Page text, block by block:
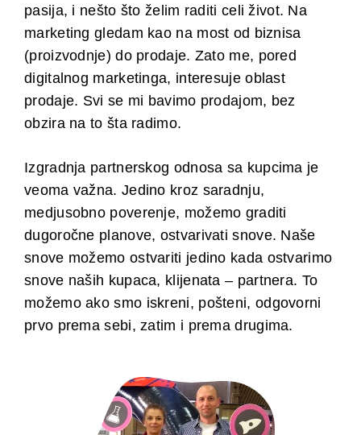
pasija, i nešto što želim raditi celi život. Na
marketing gledam kao na most od biznisa
(proizvodnje) do prodaje. Zato me, pored
digitalnog marketinga, interesuje oblast
prodaje. Svi se mi bavimo prodajom, bez
obzira na to šta radimo.
Izgradnja partnerskog odnosa sa kupcima je
veoma važna. Jedino kroz saradnju,
medjusobno poverenje, možemo graditi
dugoročne planove, ostvarivati snove. Naše
snove možemo ostvariti jedino kada ostvarimo
snove naših kupaca, klijenata – partnera. To
možemo ako smo iskreni, pošteni, odgovorni
prvo prema sebi, zatim i prema drugima.